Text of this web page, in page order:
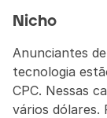
Nicho
Anunciantes
tecnologia
CPC. Nessas
vários